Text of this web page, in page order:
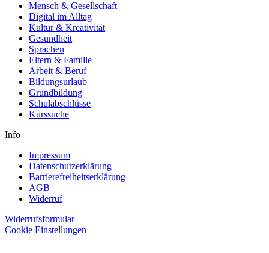
Mensch & Gesellschaft
Digital im Alltag
Kultur & Kreativität
Gesundheit
Sprachen
Eltern & Familie
Arbeit & Beruf
Bildungsurlaub
Grundbildung
Schulabschlüsse
Kurssuche
Info
Impressum
Datenschutzerklärung
Barrierefreiheitserklärung
AGB
Widerruf
Widerrufsformular
Cookie Einstellungen